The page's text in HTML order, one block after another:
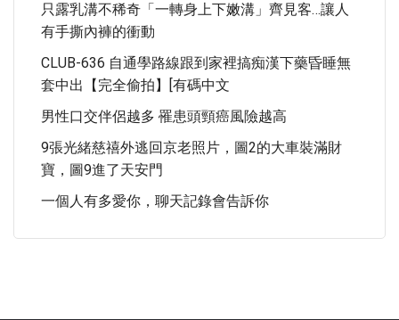
只露乳溝不稀奇「一轉身上下嫩溝」齊見客…讓人
有手撕內褲的衝動
CLUB-636 自通學路線跟到家裡搞痴漢下藥昏睡無
套中出【完全偷拍】[有碼中文
男性口交伴侶越多 罹患頭頸癌風險越高
9張光緒慈禧外逃回京老照片，圖2的大車裝滿財
寶，圖9進了天安門
一個人有多愛你，聊天記錄會告訴你